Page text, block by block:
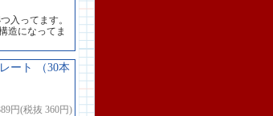
入ってます。
造になってま
ート （30本
円(税抜 360円)